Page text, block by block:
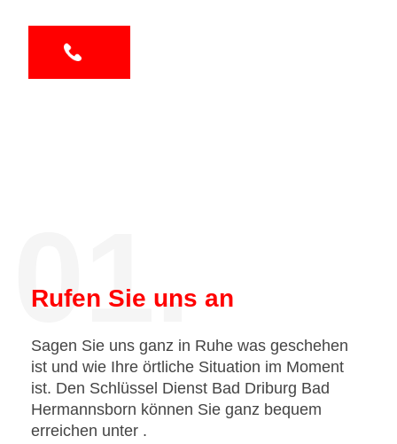
01.
Rufen Sie uns an
Sagen Sie uns ganz in Ruhe was geschehen
ist und wie Ihre örtliche Situation im Moment
ist. Den Schlüssel Dienst Bad Driburg Bad
Hermannsborn können Sie ganz bequem
erreichen unter .